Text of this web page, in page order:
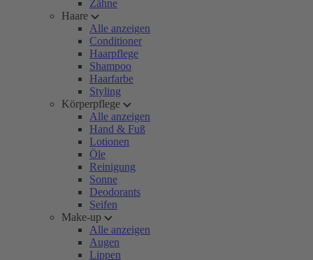
Zähne
Haare
Alle anzeigen
Conditioner
Haarpflege
Shampoo
Haarfarbe
Styling
Körperpflege
Alle anzeigen
Hand & Fuß
Lotionen
Öle
Reinigung
Sonne
Deodorants
Seifen
Make-up
Alle anzeigen
Augen
Lippen